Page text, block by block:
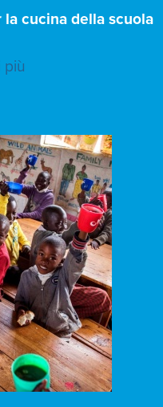
cucina della scuola
più